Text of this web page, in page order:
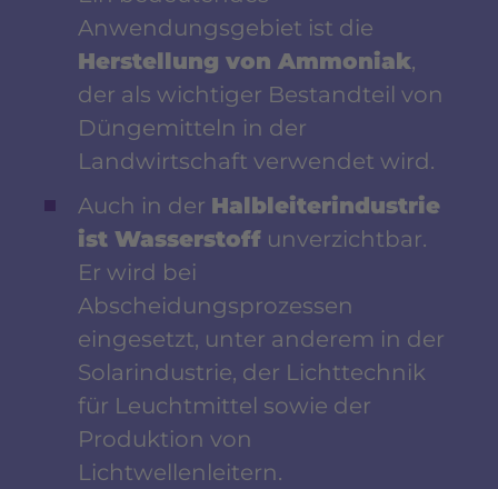
Anwendungsgebiet ist die
Herstellung von Ammoniak,
der als wichtiger Bestandteil von
Düngemitteln in der
Landwirtschaft verwendet wird.
Auch in der Halbleiterindustrie
ist Wasserstoff unverzichtbar.
Er wird bei
Abscheidungsprozessen
eingesetzt, unter anderem in der
Solarindustrie, der Lichttechnik
für Leuchtmittel sowie der
Produktion von
Lichtwellenleitern.